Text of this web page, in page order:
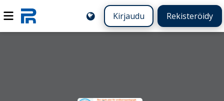
Kirjaudu Rekisteröidy